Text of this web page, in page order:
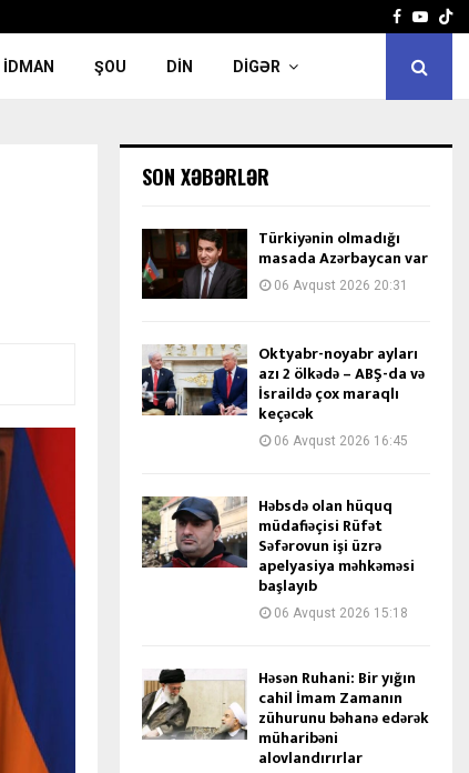
Facebook
İDMAN ŞOU DIN DIGƏR
SON XƏBƏRLƏR
Türkiyənin olmadığı
masada Azərbaycan var
06 Avqust 2026 20:31
Oktyabr-noyabr ayları
azı 2 ölkədə – ABŞ-da və
İsraildə çox maraqlı
keçəcək
06 Avqust 2026 16:45
Həbsdə olan hüquq
müdafiəçisi Rüfət
Səfərovun işi üzrə
apelyasiya məhkəməsi
başlayıb
06 Avqust 2026 15:18
Həsən Ruhani: Bir yığın
cahil İmam Zamanın
zühurunu bəhanə edərək
müharibəni
alovlandırırlar